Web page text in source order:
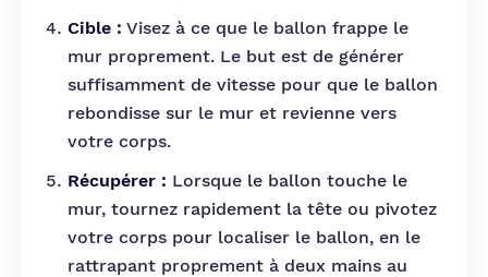
Cible : Visez à ce que le ballon frappe le
mur proprement. Le but est de générer
suffisamment de vitesse pour que le ballon
rebondisse sur le mur et revienne vers
votre corps.
Récupérer : Lorsque le ballon touche le
mur, tournez rapidement la tête ou pivotez
votre corps pour localiser le ballon, en le
rattrapant proprement à deux mains au